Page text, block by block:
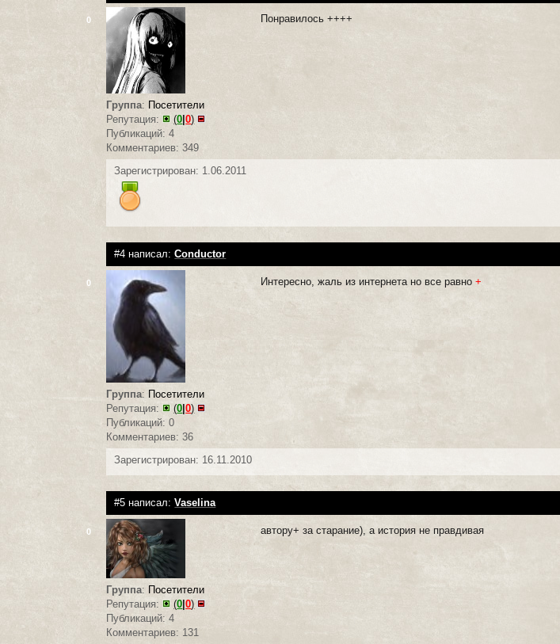
0
Группа: Посетители
Репутация:
(0|0)
Публикаций: 4
Комментариев: 349
Понравилось ++++
Зарегистрирован: 1.06.2011
#4 написал:Conductor
0
Группа: Посетители
Репутация:
(0 |0)
Публикаций: 0
Комментариев: 36
Интересно, жаль из интернета но все равно+
Зарегистрирован: 16.11.2010
#5 написал:Vaselina
0
Группа: Посетители
Репутация:
(0 |0)
Публикаций: 4
Комментариев: 131
автору+ за старание), а история не правдивая